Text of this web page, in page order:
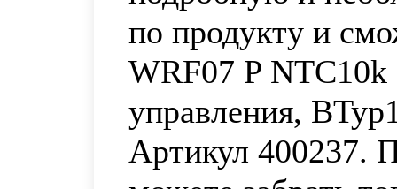
по продукту и
WRF07 P NTC10k
управления,
Артикул 400237.